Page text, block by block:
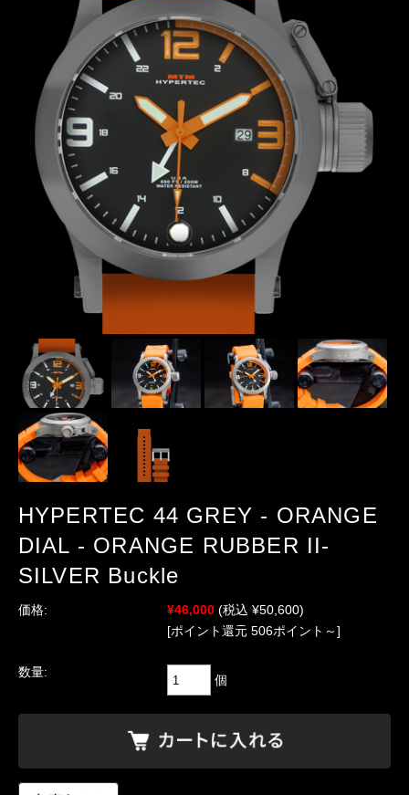
HYPERTEC 44 GREY - ORANGE
DIAL - ORANGE RUBBER II-
SILVER Buckle
価格: ¥46,000 (税込 ¥50,600)
[ポイント還元 506ポイント～]
数量:
個